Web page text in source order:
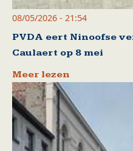
08/05/2026 - 21:54
PVDA eert Ninoofse
Caulaert op 8 mei
Meer lezen